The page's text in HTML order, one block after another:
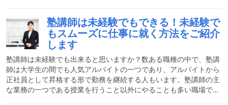
とや知っておくべきことなどを実際の経験に基づいて書いてみまし
た。今から塾講師のアルバイトを始めてみたいと思っている人は、
ぜひ一度読んでみてください。塾講師バイトの仕事内容塾講師アル
バイトの仕事内容は、個別指導と集団指導で異なる部分があります
が、仕事内容としては大きく3つが挙げられます。教える内容の予
塾講師は未経験でもできる！未経験で
もスムーズに仕事に就く方法をご紹介
します
塾講師は未経験でも出来ると思いますか？数ある職種の中で、塾講
師は大学生の間でも人気アルバイトの一つであり、アルバイトから
正社員として昇格する形で勤務を継続する人もいます。塾講師の主
な業務の一つである授業を行うこと以外にやることも多い職場です